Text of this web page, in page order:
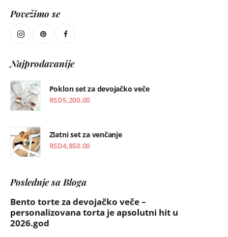
Povežimo se
Najprodavanije
Poklon set za devojačko veče
RSD5,200.00
Zlatni set za venčanje
RSD4,850.00
Poslednje sa Bloga
Bento torte za devojačko veče –
personalizovana torta je apsolutni hit u
2026.god